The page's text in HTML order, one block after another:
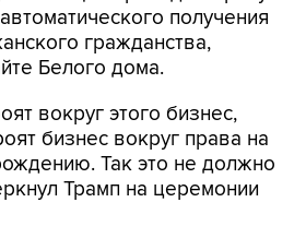
получения
гражданства,
Белого дома.
вокруг этого бизнес,
бизнес вокруг права на
Так это не должно
Трамп на церемонии